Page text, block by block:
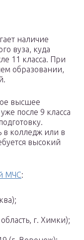
наличие
вуза, куда
11 класса. При
образовании,
высшее
после 9 класса
в колледж или в
высокий
МЧС:
г. Химки);